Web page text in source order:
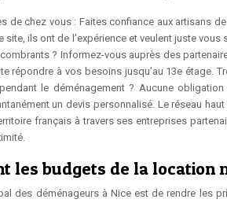
de chez vous : Faites confiance aux artisans
site, ils ont de l’expérience et veulent juste vous
? Informez-vous auprès des
répondre à vos besoins jusqu’au 13e étage.
le déménagement ? Aucune
un devis personnalisé. Le réseau
français à travers ses entreprises
les budgets de la location
des déménageurs à Nice est de rendre les